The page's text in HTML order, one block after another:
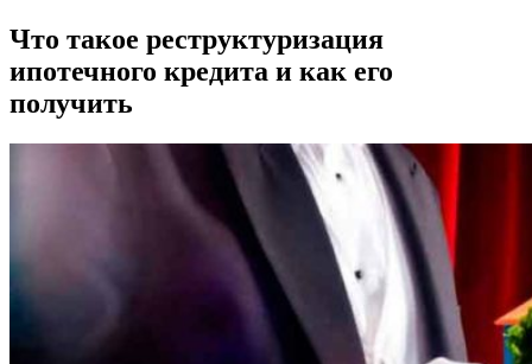
Что такое реструктуризация
ипотечного кредита и как его
получить